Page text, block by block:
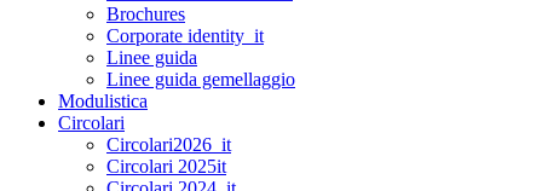
Brochures
Corporate identity_it
Linee guida
Linee guida gemellaggio
Modulistica
Circolari
Circolari2026_it
Circolari 2025it